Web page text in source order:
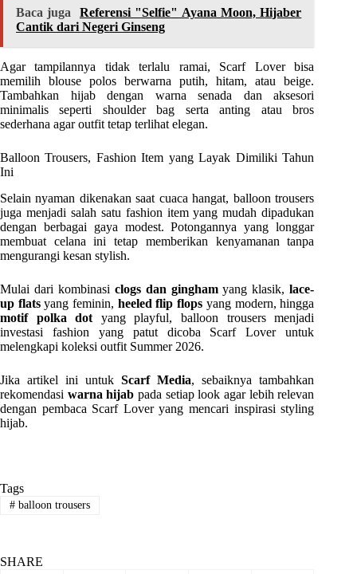
Baca juga
Referensi "Selfie" Ayana Moon, Hijaber
Cantik dari Negeri Ginseng
Agar tampilannya tidak terlalu ramai, Scarf Lover bisa
memilih blouse polos berwarna putih, hitam, atau beige.
Tambahkan hijab dengan warna senada dan aksesori
minimalis seperti shoulder bag serta anting atau bros
sederhana agar outfit tetap terlihat elegan.
Balloon Trousers, Fashion Item yang Layak Dimiliki Tahun
Ini
Selain nyaman dikenakan saat cuaca hangat, balloon trousers
juga menjadi salah satu fashion item yang mudah dipadukan
dengan berbagai gaya modest. Potongannya yang longgar
membuat celana ini tetap memberikan kenyamanan tanpa
mengurangi kesan stylish.
Mulai dari kombinasi clogs dan ginghamyang klasik,lace-
up flatsyang feminin, heeled flip flops yang modern, hingga
motif polka dot yang playful, balloon trousers menjadi
investasi fashion yang patut dicoba Scarf Lover untuk
melengkapi koleksi outfit Summer 2026.
Jika artikel ini untukScarf Media, sebaiknya tambahkan
rekomendasi warna hijab pada setiap look agar lebih relevan
dengan pembaca Scarf Lover yang mencari inspirasi styling
hijab.
Tags
#balloon trousers
SHARE